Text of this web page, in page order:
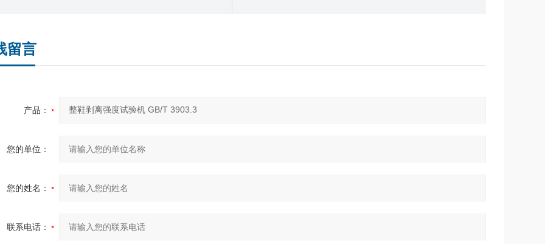
留言
产品：
您的单位：
您的姓名：
联系电话：